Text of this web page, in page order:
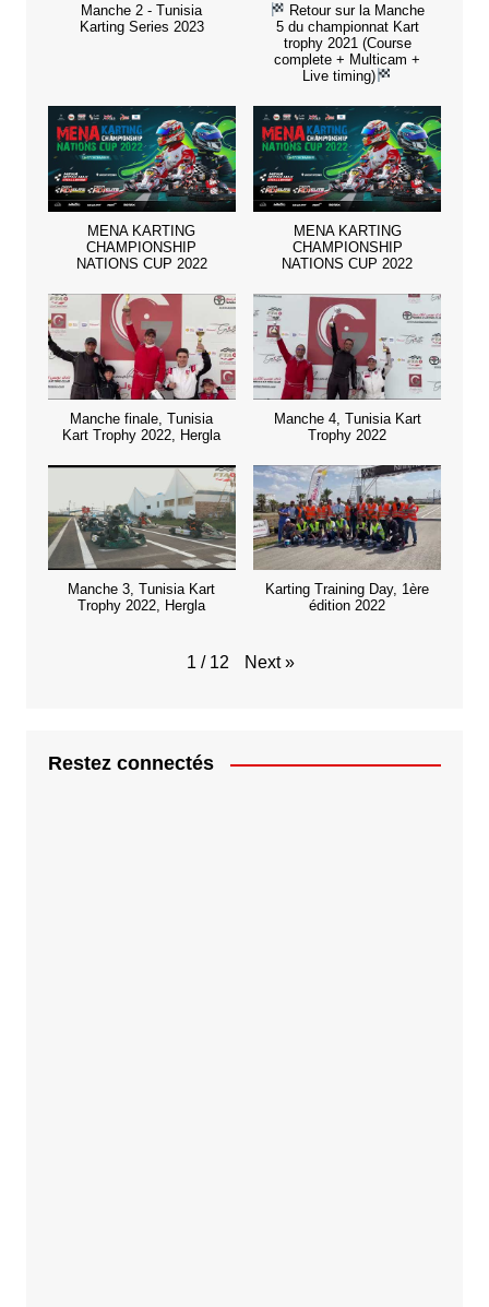
Manche 2 - Tunisia
Karting Series 2023
Retour sur la Manche
5 du championnat Kart
trophy 2021 (Course
complete + Multicam +
Live timing)
MENA KARTING
CHAMPIONSHIP
NATIONS CUP 2022
MENA KARTING
CHAMPIONSHIP
NATIONS CUP 2022
Manche finale, Tunisia
Kart Trophy 2022, Hergla
Manche 4, Tunisia Kart
Trophy 2022
Manche 3, Tunisia Kart
Trophy 2022, Hergla
Karting Training Day, 1ère
édition 2022
1 / 12 Next »
Restez connectés